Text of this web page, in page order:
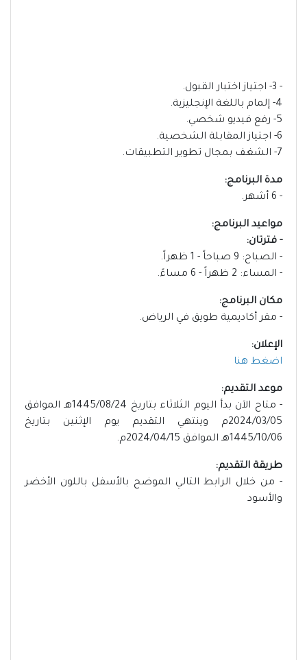
- 3- اجتياز اختبار القبول.
4- إلمام باللغة الإنجليزية.
5- رفع فيديو شخصي.
6- اجتياز المقابلة الشخصية.
7- الشغف بمجال تطوير التطبيقات.
مدة البرنامج:
- 6 أشهر.
مواعيد البرنامج:
- فترتان:
- الصباح: 9 صباحاً - 1 ظهراً.
- المساء: 2 ظهراً - 6 مساءً.
مكان البرنامج:
- مقر أكاديمية طويق في الرياض.
الإعلان:
اضغط هنا
موعد التقديم:
- متاح الآن بدأ اليوم الثلاثاء بتاريخ 1445/08/24هـ الموافق
2024/03/05م وينتهي التقديم يوم الإثنين بتاريخ
1445/10/06هـ الموافق 2024/04/15م.
طريقة التقديم:
- من خلال الرابط التالي الموضح بالأسفل باللون الأخضر
والأسود